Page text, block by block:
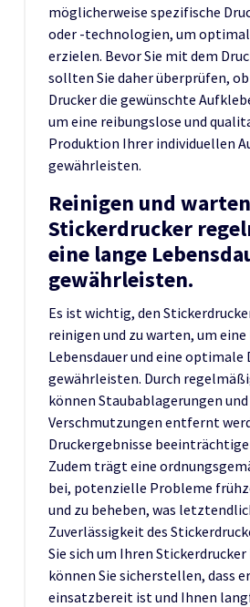
möglicherweise spezifische
oder -technologien, um
erzielen. Bevor Sie mit dem
sollten Sie daher überprüfen,
Drucker die gewünschte
um eine reibungslose und
Produktion Ihrer individuellen
gewährleisten.
Reinigen und
Stickerdrucker
eine lange
gewährleisten.
Es ist wichtig, den
reinigen und zu warten, um eine
Lebensdauer und eine optimale
gewährleisten. Durch
können Staubablagerungen und
Verschmutzungen entfernt
Druckergebnisse
Zudem trägt eine
bei, potenzielle Probleme
und zu beheben, was
Zuverlässigkeit des
Sie sich um Ihren
können Sie sicherstellen, dass
einsatzbereit ist und Ihnen